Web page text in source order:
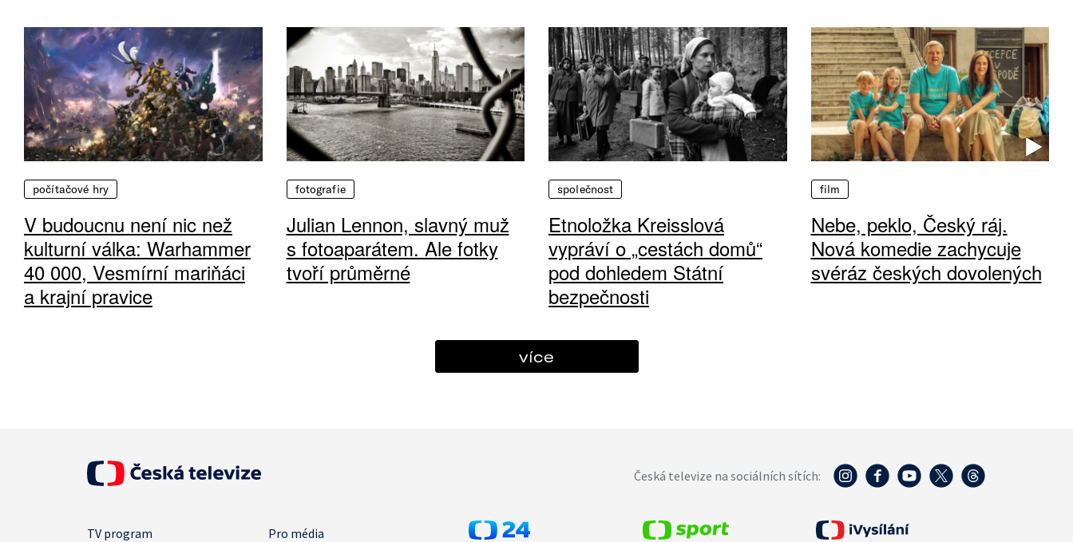
počítačové hry
V budoucnu není nic než
kulturní válka: Warhammer
40 000, Vesmírní mariňáci
a krajní pravice
fotografie
Julian Lennon, slavný muž
s fotoaparátem. Ale fotky
tvoří průměrné
společnost
Etnoložka Kreisslová
vypráví o „cestách domů“
pod dohledem Státní
bezpečnosti
film
Nebe, peklo, Český ráj.
Nová komedie zachycuje
svéráz českých dovolených
více
Česká televize na sociálních sítích:
TV program Pro média